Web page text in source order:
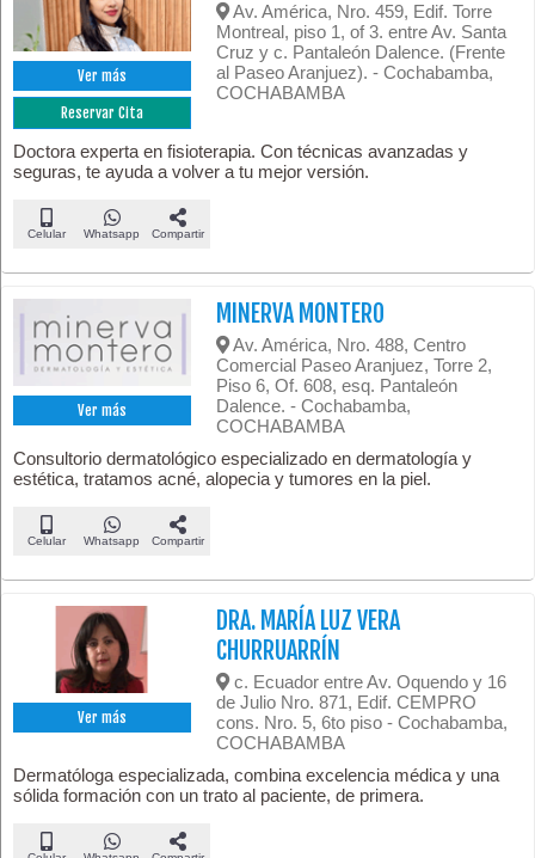
Ver más
Reservar Cita
Av. América, Nro. 459, Edif. Torre
Montreal, piso 1, of 3. entre Av. Santa
Cruz y c. Pantaleón Dalence. (Frente
al Paseo Aranjuez). - Cochabamba,
COCHABAMBA
Doctora experta en fisioterapia. Con técnicas avanzadas y
seguras, te ayuda a volver a tu mejor versión.
Celular Whatsapp Compartir
Ver más
MINERVA MONTERO
Av. América, Nro. 488, Centro
Comercial Paseo Aranjuez, Torre 2,
Piso 6, Of. 608, esq. Pantaleón
Dalence. - Cochabamba,
COCHABAMBA
Consultorio dermatológico especializado en dermatología y
estética, tratamos acné, alopecia y tumores en la piel.
Celular Whatsapp Compartir
Ver más
DRA. MARÍA LUZ VERA
CHURRUARRÍN
c. Ecuador entre Av. Oquendo y 16
de Julio Nro. 871, Edif. CEMPRO
cons. Nro. 5, 6to piso - Cochabamba,
COCHABAMBA
Dermatóloga especializada, combina excelencia médica y una
sólida formación con un trato al paciente, de primera.